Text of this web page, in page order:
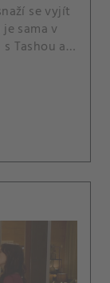
se vyjít
sama v
Tashou a